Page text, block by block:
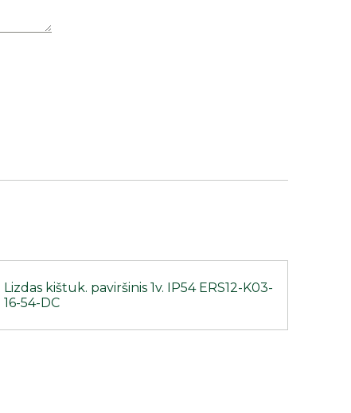
Lizdas kištuk. paviršinis 1v. IP54 ERS12-K03-
16-54-DC